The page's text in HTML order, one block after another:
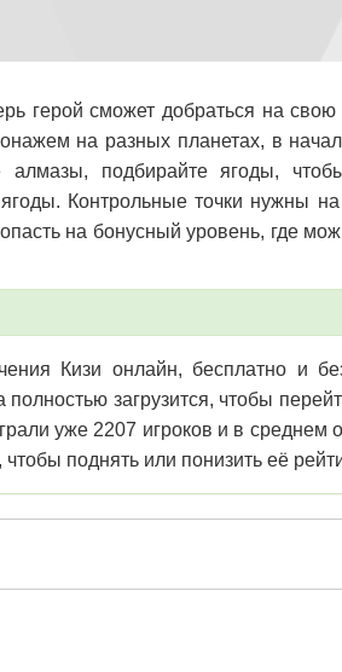
герой сможет добраться на
на разных планетах, в
алмазы, подбирайте ягоды,
Контрольные точки нужны
на бонусный уровень, где
Кизи онлайн, бесплатно и
полностью загрузится, чтобы
уже 2207 игроков и в
поднять или понизить её